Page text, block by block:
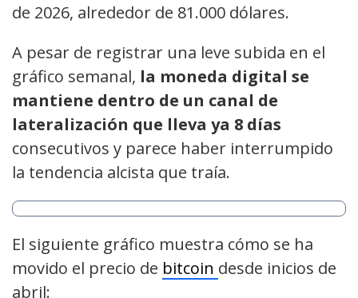
de 2026, alrededor de 81.000 dólares.
A pesar de registrar una leve subida en el
gráfico semanal, la moneda digital se
mantiene dentro de un canal de
lateralización que lleva ya 8 días
consecutivos y parece haber interrumpido
la tendencia alcista que traía.
El siguiente gráfico muestra cómo se ha
movido el precio de bitcoin desde inicios de
abril: